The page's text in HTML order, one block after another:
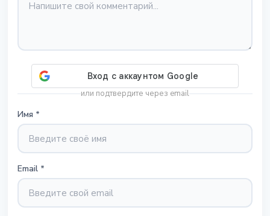
или подтвердите через email
Имя *
Email *